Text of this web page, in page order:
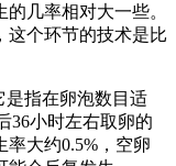
几率相对大一些。
这个环节的技术是比
是指在卵泡数目适
36小时左右取卵的
大约0.5%，空卵